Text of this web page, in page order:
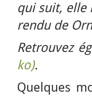
qui suit, elle
rendu de
Retrouvez
ko).
Quelques